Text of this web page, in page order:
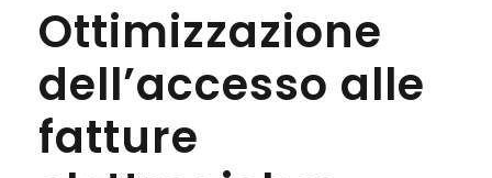
Ottimizzazione
dell’accesso alle
fatture